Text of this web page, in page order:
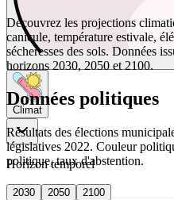
Climat
Horizon temporel
2030 2050
2100
Découvrez les projections
canicule, température estivale,
sécheresses des sols. Données
horizons 2030, 2050 et 2100.
Données politiques
Résultats des élections
législatives 2022. Couleur
politique, taux d'abstention.